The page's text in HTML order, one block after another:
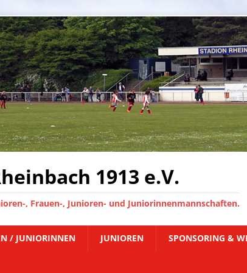
1913 e.V.
, Frauen-, Junioren- und Juniorinnenmannschaften.
/ JUNIORINNEN JUNIOREN SPONSORING &